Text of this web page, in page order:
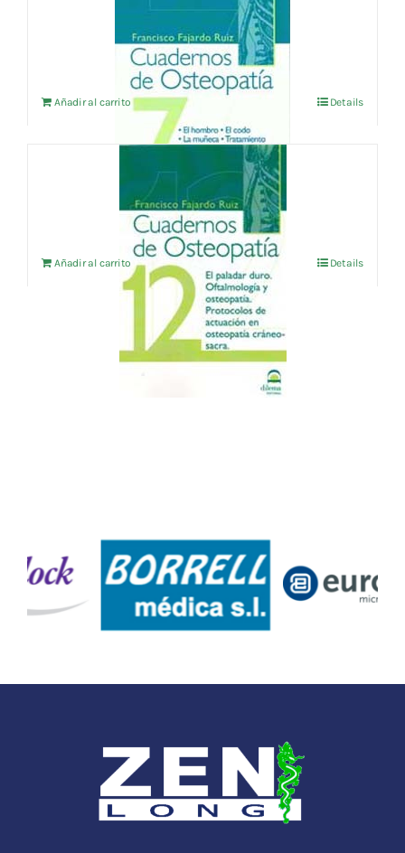
CUADERNOS DE OSTEOPATIA Vol.7
IVA no incluído
Añadir al carrito Details
CUADERNOS DE OSTEOPATIA vol.12
IVA no incluído
Añadir al carrito Details